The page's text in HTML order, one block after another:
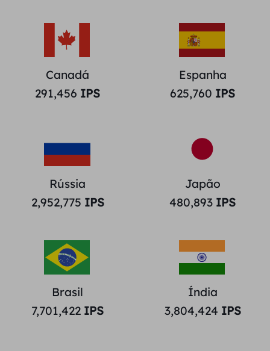
Canadá
291,456 IPS
Espanha
625,760 IPS
Rússia
2,952,775 IPS
Japão
480,893 IPS
Brasil
7,701,422 IPS
Índia
3,804,424 IPS